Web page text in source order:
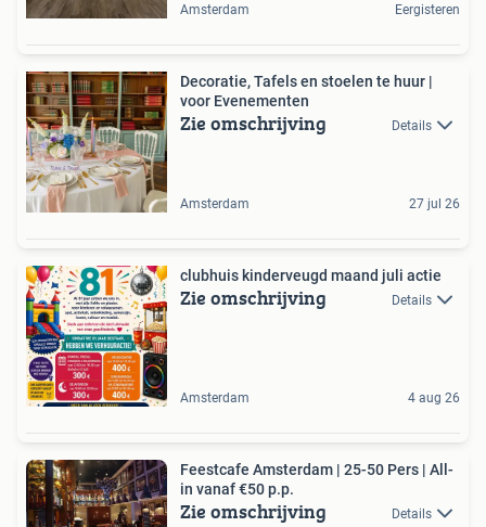
Amsterdam Eergisteren
Decoratie, Tafels en stoelen te huur |
voor Evenementen
Zie omschrijving Details
Amsterdam 27 jul 26
clubhuis kinderveugd maand juli actie
Zie omschrijving Details
Amsterdam 4 aug 26
Feestcafe Amsterdam | 25-50 Pers | All-
in vanaf €50 p.p.
Zie omschrijving Details